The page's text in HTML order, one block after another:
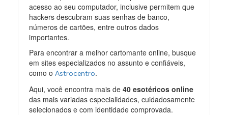
acesso ao seu computador, inclusive permitem que
hackers descubram suas senhas de banco,
números de cartões, entre outros dados
importantes.
Para encontrar a melhor cartomante online, busque
em sites especializados no assunto e confiáveis,
como oAstrocentro.
Aqui, você encontra mais de40esotéricos online
das mais variadas especialidades, cuidadosamente
selecionados e com identidade comprovada.